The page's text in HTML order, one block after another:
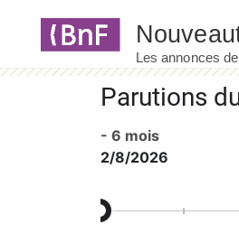
Parutions
- 6 mois
2/8/2026